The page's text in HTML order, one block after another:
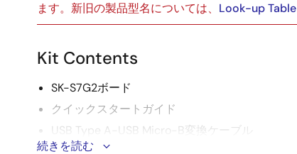
ます。新旧の製品型名については、 Look-up Table
Kit Contents
SK-S7G2ボード
クイックスタートガイド
USB Type A-USB Micro-B変換ケーブル
続きを読む